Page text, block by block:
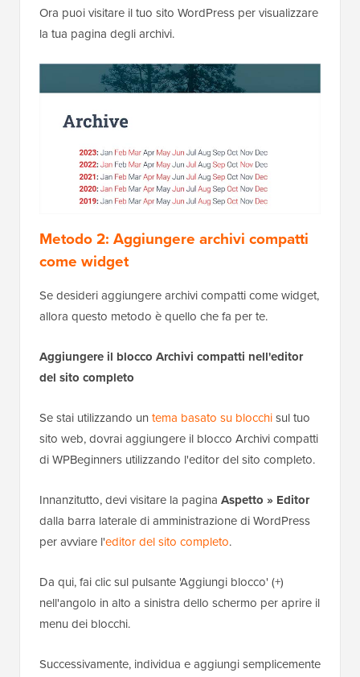
Ora puoi visitare il tuo sito WordPress per visualizzare
la tua pagina degli archivi.
Metodo 2: Aggiungere archivi compatti
come widget
Se desideri aggiungere archivi compatti come widget,
allora questo metodo è quello che fa per te.
Aggiungere il blocco Archivi compatti nell'editor
del sito completo
Se stai utilizzando un tema basato su blocchisul tuo
sito web, dovrai aggiungere il blocco Archivi compatti
di WPBeginners utilizzando l'editor del sito completo.
Innanzitutto, devi visitare la pagina Aspetto » Editor
dalla barra laterale di amministrazione di WordPress
per avviare l'editor del sito completo.
Da qui, fai clic sul pulsante 'Aggiungi blocco' (+)
nell'angolo in alto a sinistra dello schermo per aprire il
menu dei blocchi.
Successivamente, individua e aggiungi semplicemente